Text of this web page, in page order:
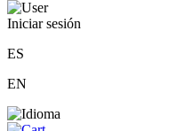
Iniciar sesión
ES
EN